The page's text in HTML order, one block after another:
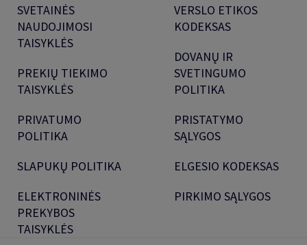
SVETAINĖS
NAUDOJIMOSI
TAISYKLĖS
PREKIŲ TIEKIMO
TAISYKLĖS
PRIVATUMO
POLITIKA
SLAPUKŲ POLITIKA
ELEKTRONINĖS
PREKYBOS
TAISYKLĖS
VERSLO ETIKOS
KODEKSAS
DOVANŲ IR
SVETINGUMO
POLITIKA
PRISTATYMO
SĄLYGOS
ELGESIO KODEKSAS
PIRKIMO SĄLYGOS